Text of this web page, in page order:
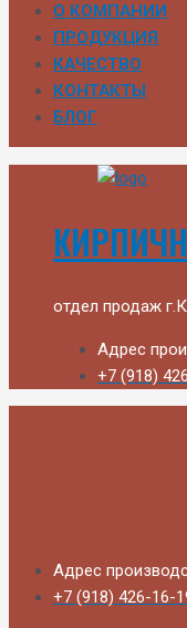
О КОМПАНИИ
ПРОДУКЦИЯ
КАЧЕСТВО
КОНТАКТЫ
БЛОГ
отдел продаж
Адрес
+7 (918)
Адрес
+7 (918) 426-16-